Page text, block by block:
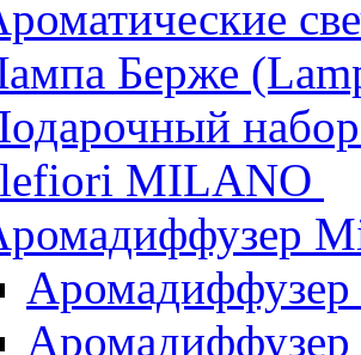
Берже
MILANO